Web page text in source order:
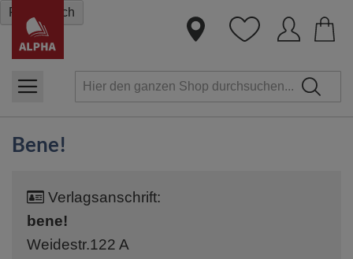
zum
Bene!
Verlagsanschrift:
bene!
Weidestr.122 A
Filtern nach